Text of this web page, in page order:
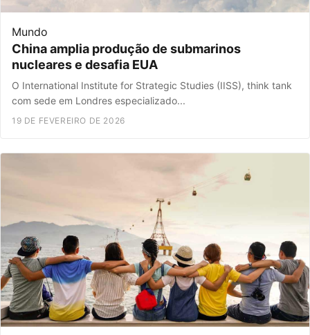
Mundo
China amplia produção de submarinos
nucleares e desafia EUA
O International Institute for Strategic Studies (IISS), think tank
com sede em Londres especializado...
19 DE FEVEREIRO DE 2026